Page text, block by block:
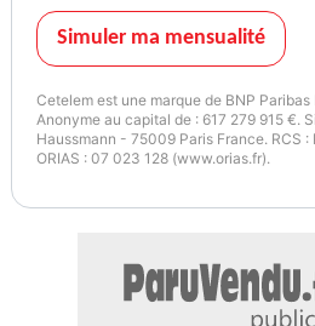
Simuler ma mensualité
Cetelem est une marque de BNP
Anonyme au capital de : 617 279 915 €.
Haussmann - 75009 Paris France. RCS :
ORIAS : 07 023 128 (www.orias.fr).